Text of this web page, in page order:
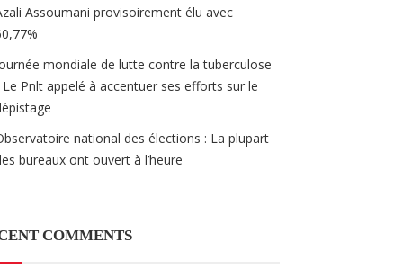
Assoumani provisoirement élu avec
mondiale de lutte contre la tuberculose
Pnlt appelé à accentuer ses efforts sur le
national des élections : La plupart
bureaux ont ouvert à l’heure
COMMENTS